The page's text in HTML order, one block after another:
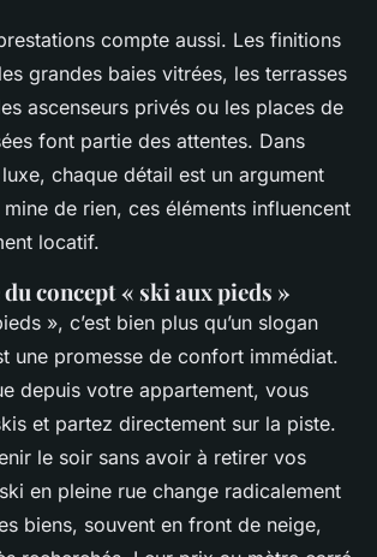
compte aussi. Les finitions
grandes baies vitrées, les terrasses
ascenseurs privés ou les places de
font partie des attentes. Dans
chaque détail est un argument
de rien, ces éléments influencent
locatif.
concept « ski aux pieds »
», c’est bien plus qu’un slogan
une promesse de confort immédiat.
depuis votre appartement, vous
et partez directement sur la piste.
le soir sans avoir à retirer vos
en pleine rue change radicalement
biens, souvent en front de neige,